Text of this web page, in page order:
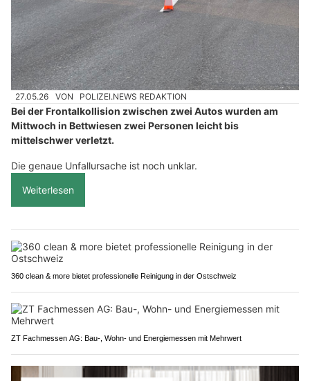
27.05.26 VON POLIZEI.NEWS REDAKTION
Bei der Frontalkollision zwischen zwei Autos wurden am
Mittwoch in Bettwiesen zwei Personen leicht bis
mittelschwer verletzt.
Die genaue Unfallursache ist noch unklar.
Weiterlesen
360 clean & more bietet professionelle Reinigung in der Ostschweiz
ZT Fachmessen AG: Bau-, Wohn- und Energiemessen mit Mehrwert